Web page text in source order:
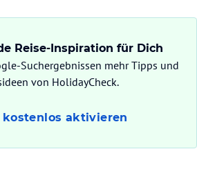
Reise-Inspiration für Dich
Suchergebnissen mehr Tipps und
von HolidayCheck.
aktivieren